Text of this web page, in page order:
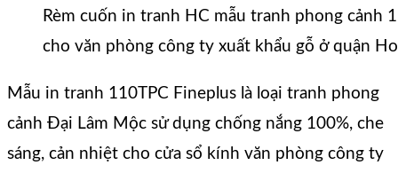
Rèm cuốn in tranh HC mẫu tranh phong cảnh
cho văn phòng công ty xuất khẩu gỗ ở quận
Mẫu in tranh 110TPC Fineplus là loại tranh phong
cảnh Đại Lâm Mộc sử dụng chống nắng 100%, che
sáng, cản nhiệt cho cửa sổ kính văn phòng công ty